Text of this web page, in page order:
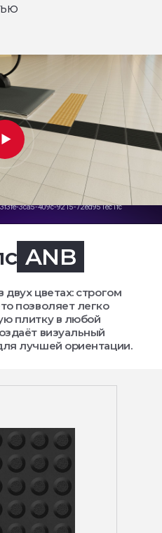
ANB
цветах: строгом
позволяет легко
плитку в любой
визуальный
лучшей ориентации.